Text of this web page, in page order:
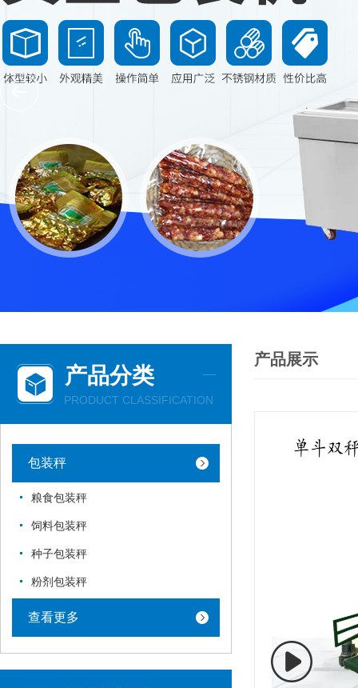
产品分类
PRODUCT CLASSIFICATION
包装秤
粮食包装秤
饲料包装秤
种子包装秤
粉剂包装秤
查看更多
产品展示